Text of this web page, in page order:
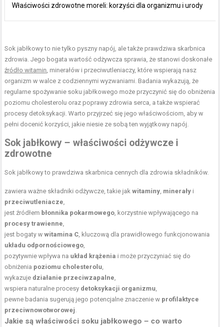
Właściwości zdrowotne moreli: korzyści dla organizmu i urody
Sok jabłkowy to nie tylko pyszny napój, ale także prawdziwa skarbnica
zdrowia. Jego bogata wartość odżywcza sprawia, że stanowi doskonałe
źródło witamin, minerałów i przeciwutleniaczy, które wspierają nasz
organizm w walce z codziennymi wyzwaniami. Badania wykazują, że
regularne spożywanie soku jabłkowego może przyczynić się do obniżenia
poziomu cholesterolu oraz poprawy zdrowia serca, a także wspierać
procesy detoksykacji. Warto przyjrzeć się jego właściwościom, aby w
pełni docenić korzyści, jakie niesie ze sobą ten wyjątkowy napój.
Sok jabłkowy – właściwości odżywcze i
zdrowotne
Sok jabłkowy to prawdziwa skarbnica cennych dla zdrowia składników.
zawiera ważne składniki odżywcze, takie jakwitaminy, minerały i
przeciwutleniacze,
jest źródłem błonnika pokarmowego, korzystnie wpływającego na
procesy trawienne,
jest bogaty wwitamina C, kluczową dla prawidłowego funkcjonowania
układu odpornościowego,
pozytywnie wpływa na układ krążenia i może przyczyniać się do
obniżenia poziomu cholesterolu,
wykazuje działanie przeciwzapalne,
wspiera naturalne procesy detoksykacji organizmu,
pewne badania sugerują jego potencjalne znaczenie w profilaktyce
przeciwnowotworowej.
Jakie są właściwości soku jabłkowego – co warto